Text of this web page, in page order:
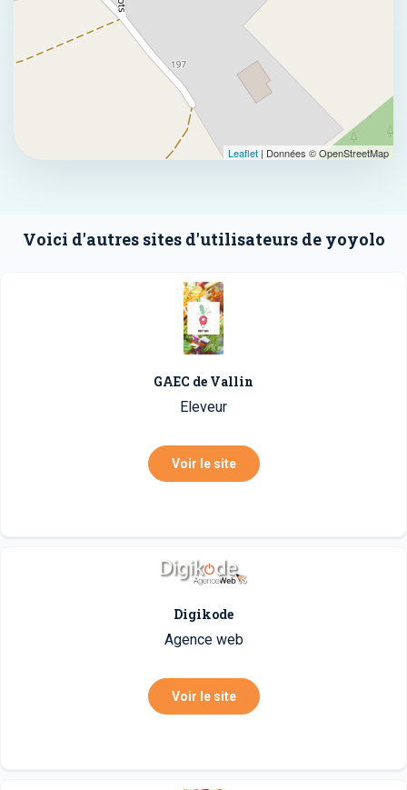
Leaflet | Données © OpenStreetMap
Voici d'autres sites d'utilisateurs de yoyolo
GAEC de Vallin
Eleveur
Voir le site
Digikode
Agence web
Voir le site